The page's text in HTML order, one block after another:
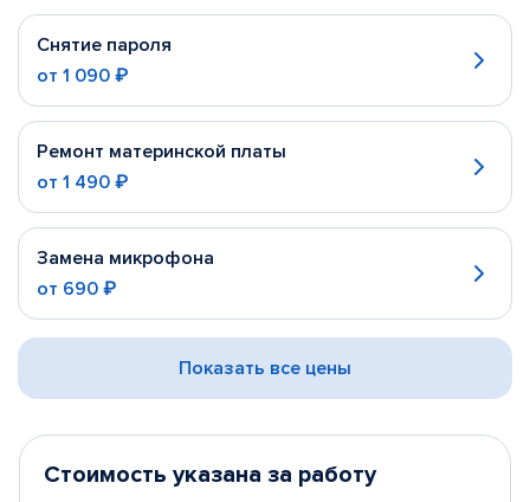
Снятие пароля
от 1 090 ₽
Ремонт материнской платы
от 1 490 ₽
Замена микрофона
от 690 ₽
Показать все цены
Стоимость указана за работу